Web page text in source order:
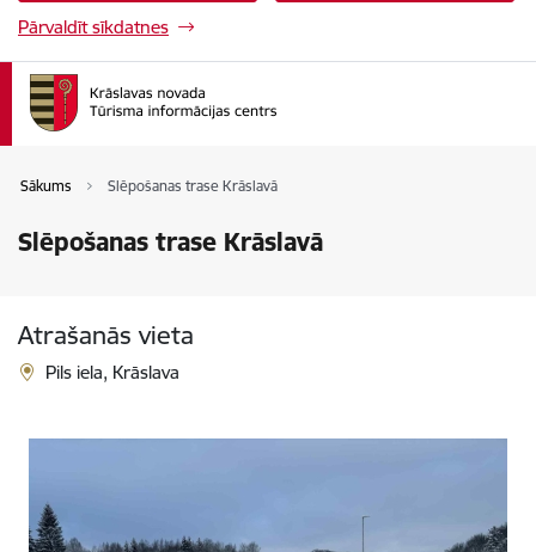
Pārvaldīt sīkdatnes
Sākums Slēpošanas trase Krāslavā
Slēpošanas trase Krāslavā
Atrašanās vieta
Pils iela, Krāslava